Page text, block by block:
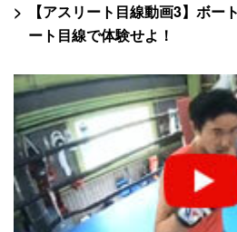
【アスリート目線動画3】ボー
ート目線で体験せよ！